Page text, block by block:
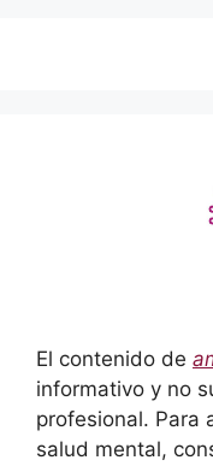
El contenido de
informativo y no
profesional. Para
salud mental,